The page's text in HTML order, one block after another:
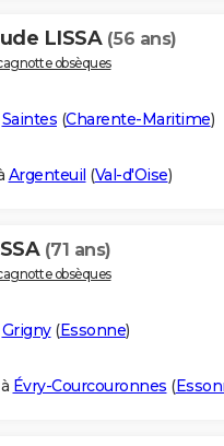
LISSA (56 ans)
obsèques
Saintes (Charente-Maritime)
Argenteuil (Val-d'Oise)
(71 ans)
obsèques
Grigny(Essonne)
Évry-Courcouronnes (